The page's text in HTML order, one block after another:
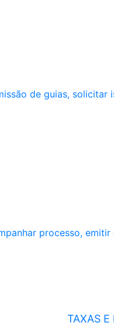
de guias, solicitar
processo,
TAXAS E